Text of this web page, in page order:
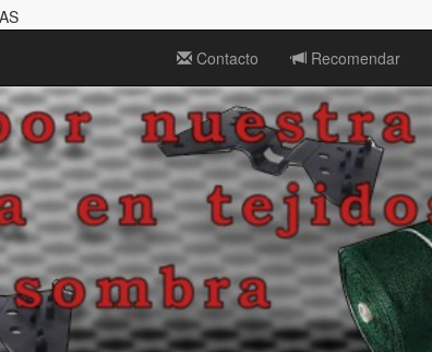
Contacto Recomendar